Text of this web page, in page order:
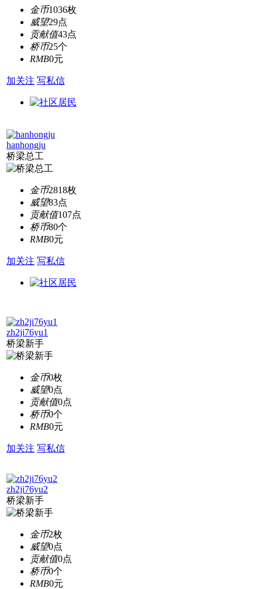
金币1036枚
威望29点
贡献值43点
桥币25个
RMB0元
加关注 写私信
hanhongju
桥梁总工
金币2818枚
威望83点
贡献值107点
桥币80个
RMB0元
加关注 写私信
zh2ji76yu1
桥梁新手
金币0枚
威望0点
贡献值0点
桥币0个
RMB0元
加关注 写私信
zh2ji76yu2
桥梁新手
金币2枚
威望0点
贡献值0点
桥币0个
RMB0元